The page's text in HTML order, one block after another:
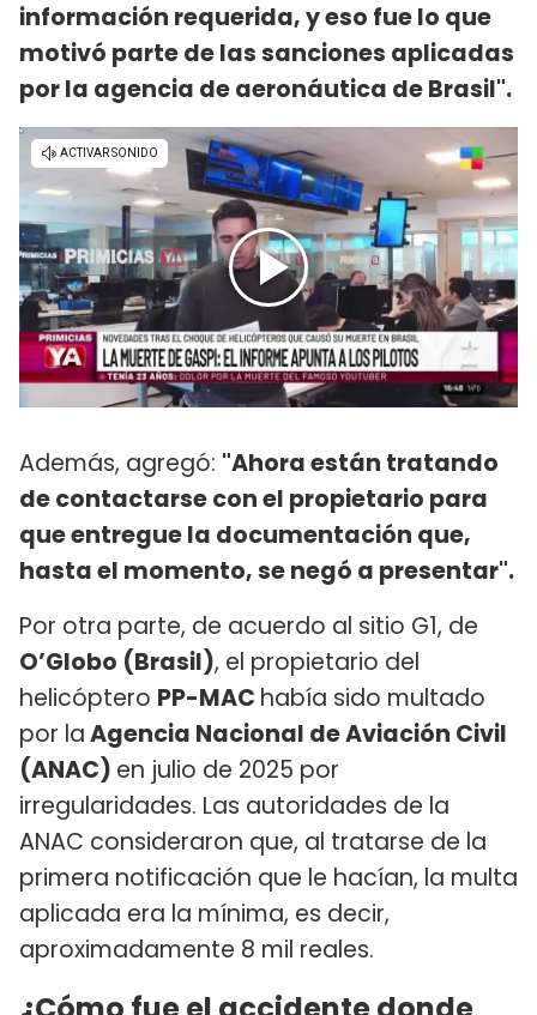
información requerida, y eso fue lo que
motivó parte de las sanciones aplicadas
por la agencia de aeronáutica de Brasil".
Además, agregó: "Ahora están tratando
de contactarse con el propietario para
que entregue la documentación que,
hasta el momento, se negó a presentar".
Por otra parte, de acuerdo al sitio G1, de
O’Globo (Brasil), el propietario del
helicóptero PP-MAC había sido multado
por laAgencia Nacional de Aviación Civil
(ANAC) en julio de 2025 por
irregularidades. Las autoridades de la
ANAC consideraron que, al tratarse de la
primera notificación que le hacían, la multa
aplicada era la mínima, es decir,
aproximadamente 8 mil reales.